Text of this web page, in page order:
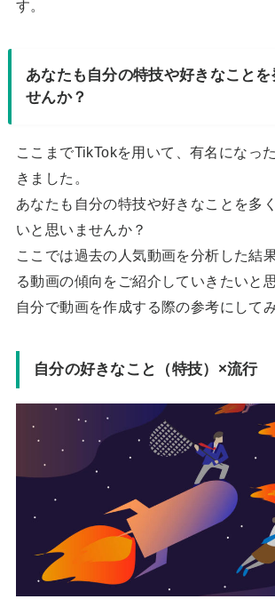
す。
あなたも自分の特技や好きなことを
せんか？
ここまでTikTokを用いて、有名になっ
きました。
あなたも自分の特技や好きなことを多
いと思いませんか？
ここでは過去の人気動画を分析した結
る動画の傾向をご紹介していきたいと
自分で動画を作成する際の参考にして
自分の好きなこと（特技）×流行